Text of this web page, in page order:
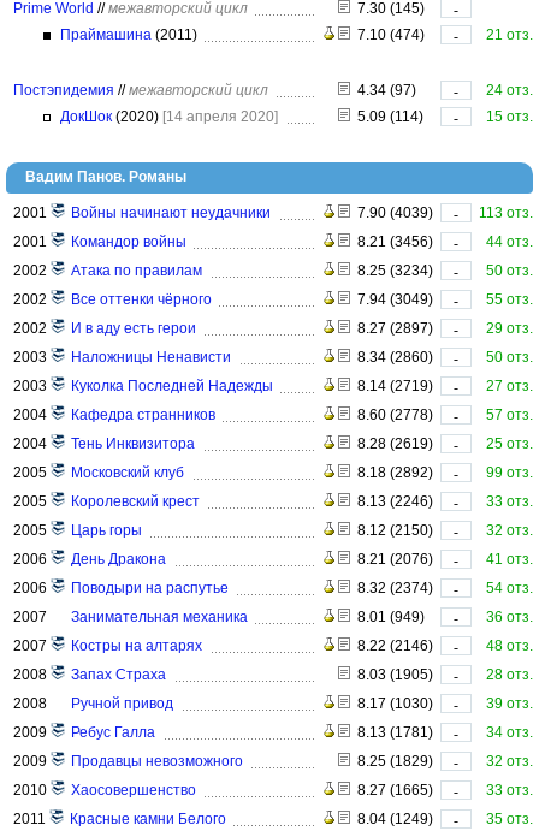
Prime World // межавторский цикл 7.30 (145)
-
Праймашина (2011) 7.10 (474) - 21 отз.
Постэпидемия // межавторский цикл 4.34 (97) -
24 отз.
ДокШок (2020) [14 апреля 2020] 5.09 (114) - 15 отз.
Вадим Панов. Романы
2001 Войны начинают неудачники 7.90 (4039) -
113 отз.
2001
Командор войны 8.21 (3456) -
44 отз.
2002
Атака по правилам 8.25 (3234) -
50 отз.
2002
Все оттенки чёрного 7.94 (3049) -
55 отз.
2002
И в аду есть герои 8.27 (2897) -
29 отз.
2003
Наложницы Ненависти 8.34 (2860) -
50 отз.
2003
Куколка Последней Надежды 8.14 (2719) -
27 отз.
2004
Кафедра странников 8.60 (2778) -
57 отз.
2004
Тень Инквизитора 8.28 (2619) -
25 отз.
2005
Московский клуб 8.18 (2892) -
99 отз.
2005
Королевский крест 8.13 (2246) -
33 отз.
2005
Царь горы 8.12 (2150) -
32 отз.
2006
День Дракона 8.21 (2076) -
41 отз.
2006
Поводыри на распутье 8.32 (2374) -
54 отз.
2007
Занимательная механика 8.01 (949) -
36 отз.
2007
Костры на алтарях 8.22 (2146) -
48 отз.
2008
Запах Страха 8.03 (1905) -
28 отз.
2008
Ручной привод 8.17 (1030) -
39 отз.
2009
Ребус Галла 8.13 (1781) -
34 отз.
2009
Продавцы невозможного 8.25 (1829) -
32 отз.
2010
Хаосовершенство 8.27 (1665) -
33 отз.
2011
Красные камни Белого 8.04 (1249) -
35 отз.